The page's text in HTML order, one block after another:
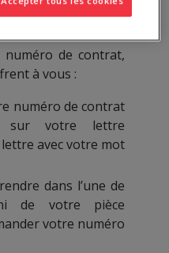
numéro de contrat,
à vous :
numéro de contrat
sur votre lettre
avec votre mot
dans l’une de
de votre pièce
votre numéro